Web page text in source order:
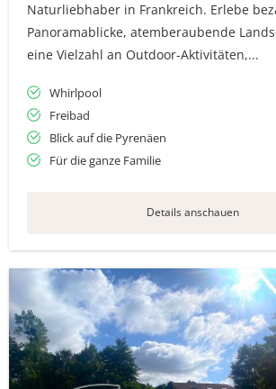
Naturliebhaber in Frankreich. Erlebe
Panoramablicke, atemberaubende
eine Vielzahl an Outdoor-Aktivitäten,...
Whirlpool
Freibad
Blick auf die Pyrenäen
Für die ganze Familie
Details anschauen